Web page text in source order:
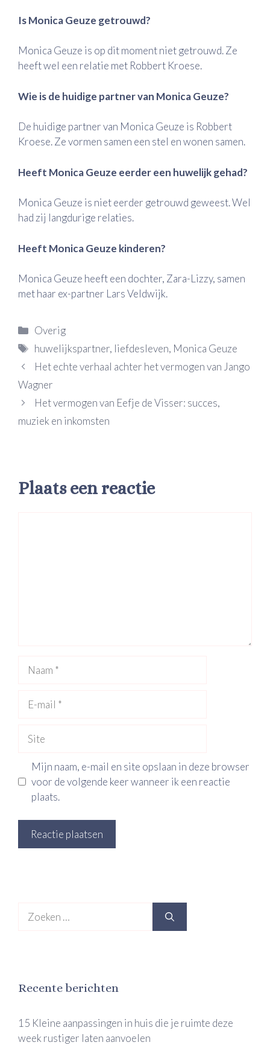
Is Monica Geuze getrouwd?
Monica Geuze is op dit moment niet getrouwd. Ze
heeft wel een relatie met Robbert Kroese.
Wie is de huidige partner van Monica Geuze?
De huidige partner van Monica Geuze is Robbert
Kroese. Ze vormen samen een stel en wonen samen.
Heeft Monica Geuze eerder een huwelijk gehad?
Monica Geuze is niet eerder getrouwd geweest. Wel
had zij langdurige relaties.
Heeft Monica Geuze kinderen?
Monica Geuze heeft een dochter, Zara-Lizzy, samen
met haar ex-partner Lars Veldwijk.
Categorieën
Overig
Tags
huwelijkspartner, liefdesleven, Monica Geuze
Het echte verhaal achter het vermogen van Jango
Wagner
Het vermogen van Eefje de Visser: succes,
muziek en inkomsten
Plaats een reactie
mail
Mijn naam, e-mail en site opslaan in deze browser
voor de volgende keer wanneer ik een reactie
plaats.
naar:
Recente berichten
15 Kleine aanpassingen in huis die je ruimte deze
week rustiger laten aanvoelen